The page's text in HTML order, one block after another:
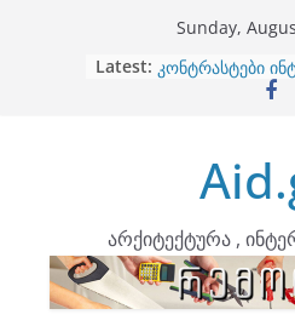
Sunday,
Latest: ბინების
კონტრასტები
ინტერიერის
არტემიდი
არქიტექტურა ,